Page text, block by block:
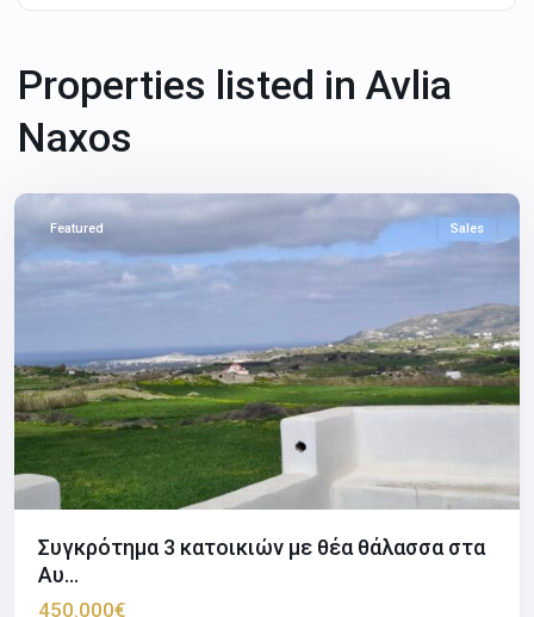
Properties listed in Avlia
Naxos
Naxos ,
Featured Sales
Συγκρότημα 3 κατοικιών με θέα θάλασσα στα
Αυ...
450.000€